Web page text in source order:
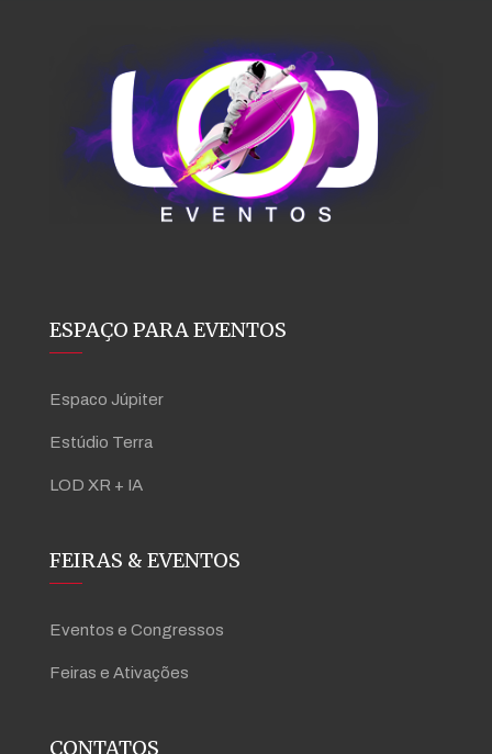
ESPAÇO PARA EVENTOS
Espaco Júpiter
Estúdio Terra
LOD XR + IA
FEIRAS & EVENTOS
Eventos e Congressos
Feiras e Ativações
CONTATOS